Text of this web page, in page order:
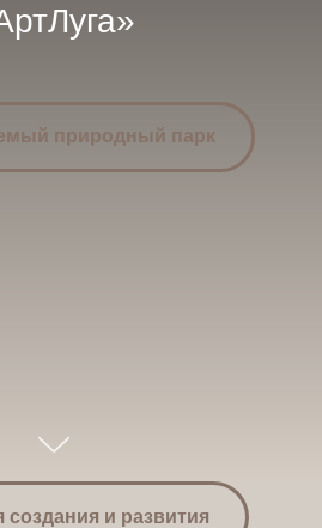
природный парк
создания и развития